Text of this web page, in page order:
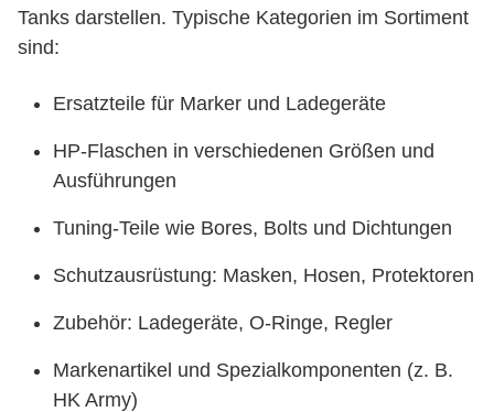
Tanks darstellen. Typische Kategorien im Sortiment
sind:
Ersatzteile für Marker und Ladegeräte
HP-Flaschen in verschiedenen Größen und
Ausführungen
Tuning-Teile wie Bores, Bolts und Dichtungen
Schutzausrüstung: Masken, Hosen, Protektoren
Zubehör: Ladegeräte, O-Ringe, Regler
Markenartikel und Spezialkomponenten (z. B.
HK Army)